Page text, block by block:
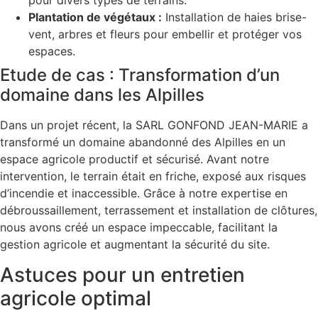
Plantation de végétaux : Installation de haies brise-
vent, arbres et fleurs pour embellir et protéger vos
espaces.
Etude de cas : Transformation d’un
domaine dans les Alpilles
Dans un projet récent, la SARL GONFOND JEAN-MARIE a
transformé un domaine abandonné des Alpilles en un
espace agricole productif et sécurisé. Avant notre
intervention, le terrain était en friche, exposé aux risques
d’incendie et inaccessible. Grâce à notre expertise en
débroussaillement, terrassement et installation de clôtures,
nous avons créé un espace impeccable, facilitant la
gestion agricole et augmentant la sécurité du site.
Astuces pour un entretien
agricole optimal